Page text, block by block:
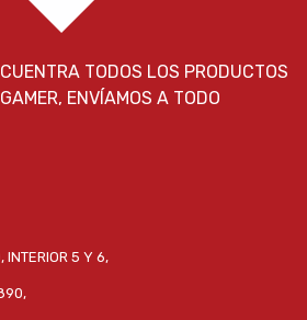
TODOS LOS PRODUCTOS
ENVÍAMOS A TODO
INTERIOR 5 Y 6,